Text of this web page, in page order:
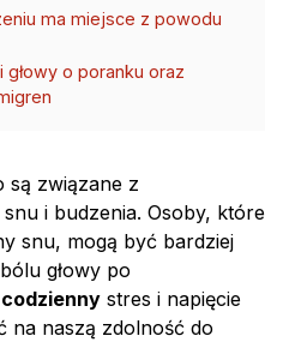
ma miejsce z powodu
głowy o poranku oraz
są związane z
i budzenia. Osoby, które
snu, mogą być bardziej
głowy po
codzienny stres i napięcie
na naszą zdolność do